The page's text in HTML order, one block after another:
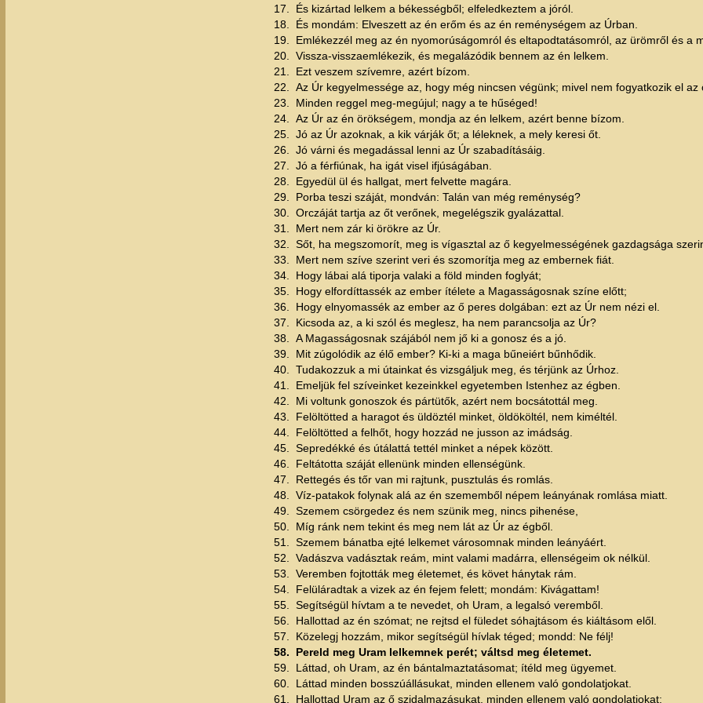
17.
És kizártad lelkem a békességből; elfeledkeztem a jóról.
18.
És mondám: Elveszett az én erőm és az én reménységem az Úrban.
19.
Emlékezzél meg az én nyomorúságomról és eltapodtatásomról, az ürömről és a
20.
Vissza-visszaemlékezik, és megalázódik bennem az én lelkem.
21.
Ezt veszem szívemre, azért bízom.
22.
Az Úr kegyelmessége az, hogy még nincsen végünk; mivel nem fogyatkozik el az
23.
Minden reggel meg-megújul; nagy a te hűséged!
24.
Az Úr az én örökségem, mondja az én lelkem, azért benne bízom.
25.
Jó az Úr azoknak, a kik várják őt; a léleknek, a mely keresi őt.
26.
Jó várni és megadással lenni az Úr szabadításáig.
27.
Jó a férfiúnak, ha igát visel ifjúságában.
28.
Egyedül ül és hallgat, mert felvette magára.
29.
Porba teszi száját, mondván: Talán van még reménység?
30.
Orczáját tartja az őt verőnek, megelégszik gyalázattal.
31.
Mert nem zár ki örökre az Úr.
32.
Sőt, ha megszomorít, meg is vígasztal az ő kegyelmességének gazdagsága
33.
Mert nem szíve szerint veri és szomorítja meg az embernek fiát.
34.
Hogy lábai alá tiporja valaki a föld minden foglyát;
35.
Hogy elfordíttassék az ember ítélete a Magasságosnak színe előtt;
36.
Hogy elnyomassék az ember az ő peres dolgában: ezt az Úr nem nézi el.
37.
Kicsoda az, a ki szól és meglesz, ha nem parancsolja az Úr?
38.
A Magasságosnak szájából nem jő ki a gonosz és a jó.
39.
Mit zúgolódik az élő ember? Ki-ki a maga bűneiért bűnhődik.
40.
Tudakozzuk a mi útainkat és vizsgáljuk meg, és térjünk az Úrhoz.
41.
Emeljük fel szíveinket kezeinkkel egyetemben Istenhez az égben.
42.
Mi voltunk gonoszok és pártütők, azért nem bocsátottál meg.
43.
Felöltötted a haragot és üldöztél minket, öldököltél, nem kiméltél.
44.
Felöltötted a felhőt, hogy hozzád ne jusson az imádság.
45.
Sepredékké és útálattá tettél minket a népek között.
46.
Feltátotta száját ellenünk minden ellenségünk.
47.
Rettegés és tőr van mi rajtunk, pusztulás és romlás.
48.
Víz-patakok folynak alá az én szememből népem leányának romlása miatt.
49.
Szemem csörgedez és nem szünik meg, nincs pihenése,
50.
Míg ránk nem tekint és meg nem lát az Úr az égből.
51.
Szemem bánatba ejté lelkemet városomnak minden leányáért.
52.
Vadászva vadásztak reám, mint valami madárra, ellenségeim ok nélkül.
53.
Veremben fojtották meg életemet, és követ hánytak rám.
54.
Felüláradtak a vizek az én fejem felett; mondám: Kivágattam!
55.
Segítségül hívtam a te nevedet, oh Uram, a legalsó veremből.
56.
Hallottad az én szómat; ne rejtsd el füledet sóhajtásom és kiáltásom elől.
57.
Közelegj hozzám, mikor segítségül hívlak téged; mondd: Ne félj!
58.
Pereld meg Uram lelkemnek perét; váltsd meg életemet.
59.
Láttad, oh Uram, az én bántalmaztatásomat; ítéld meg ügyemet.
60.
Láttad minden bosszúállásukat, minden ellenem való gondolatjokat.
61.
Hallottad Uram az ő szidalmazásukat, minden ellenem való gondolatjokat;